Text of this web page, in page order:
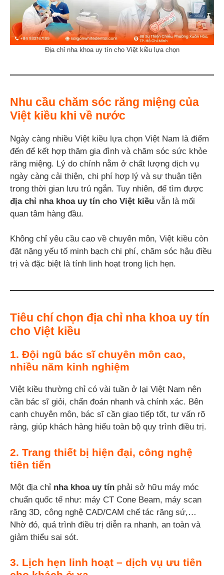
Địa chỉ nha khoa uy tín cho Việt kiều lựa chọn
Nhu cầu chăm sóc răng miệng của
Việt kiều khi về nước
Ngày càng nhiều Việt kiều lựa chọn Việt Nam là điểm
đến để kết hợp thăm gia đình và chăm sóc sức khỏe
răng miệng. Lý do chính nằm ở chất lượng dịch vụ
ngày càng cải thiện, chi phí hợp lý và sự thuận tiện
trong thời gian lưu trú ngắn. Tuy nhiên, để tìm được
địa chỉ nha khoa uy tín cho Việt kiều vẫn là mối
quan tâm hàng đầu.
Không chỉ yêu cầu cao về chuyên môn, Việt kiều còn
đặt nặng yếu tố minh bạch chi phí, chăm sóc hậu điều
trị và đặc biệt là tính linh hoạt trong lịch hẹn.
Tiêu chí chọn địa chỉ nha khoa uy tín
cho Việt kiều
1. Đội ngũ bác sĩ chuyên môn cao,
nhiều năm kinh nghiệm
Việt kiều thường chỉ có vài tuần ở lại Việt Nam nên
cần bác sĩ giỏi, chẩn đoán nhanh và chính xác. Bên
cạnh chuyên môn, bác sĩ cần giao tiếp tốt, tư vấn rõ
ràng, giúp khách hàng hiểu toàn bộ quy trình điều trị.
2. Trang thiết bị hiện đại, công nghệ
tiên tiến
Một địa chỉ nha khoa uy tín phải sở hữu máy móc
chuẩn quốc tế như: máy CT Cone Beam, máy scan
răng 3D, công nghệ CAD/CAM chế tác răng sứ,…
Nhờ đó, quá trình điều trị diễn ra nhanh, an toàn và
giảm thiểu sai sót.
3. Lịch hẹn linh hoạt – dịch vụ ưu tiên